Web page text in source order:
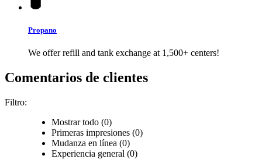
Propano
We offer refill and tank exchange at 1,500+ centers!
Comentarios de clientes
Filtro:
Mostrar todo (0)
Primeras impresiones (0)
Mudanza en línea (0)
Experiencia general (0)